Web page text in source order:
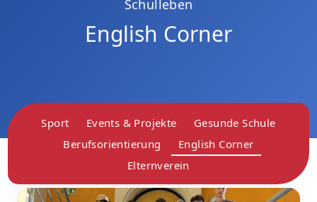
Schulleben
English Corner
Sport Events & Projekte
Gesunde Schule
Berufsorientierung
English Corner
Elternverein